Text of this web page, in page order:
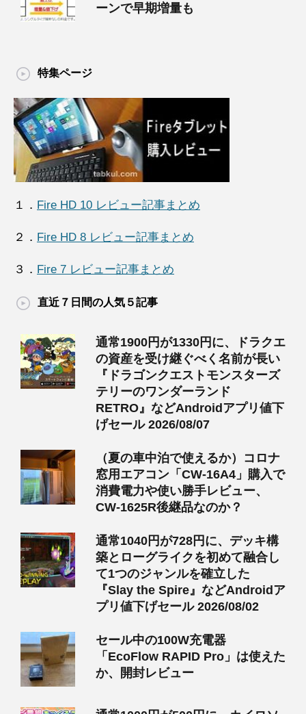
ーンで早期増量も
特集ページ
１． Fire HD 10 レビュー記事まとめ
２． Fire HD 8 レビュー記事まとめ
３． Fire 7 レビュー記事まとめ
直近７日間の人気５記事
通常1900円が1330円に、ドラクエ
の資産を受け継ぐべく名前が長い
『ドラゴンクエストモンスターズ
テリーのワンダーランド
RETRO』などAndroidアプリ値下
げセール 2026/08/07
（夏の車中泊で使えるか）コロナ
窓用エアコン「CW-16A4」購入で
消費電力や使い勝手レビュー、
CW-1625R後継品なのか？
通常1040円が728円に、デッキ構
築とローグライクを初めて融合し
て1つのジャンルを確立した
『Slay the Spire』などAndroidア
プリ値下げセール 2026/08/02
セール中の100W充電器
「EcoFlow RAPID Pro」は使えた
か、開封レビュー